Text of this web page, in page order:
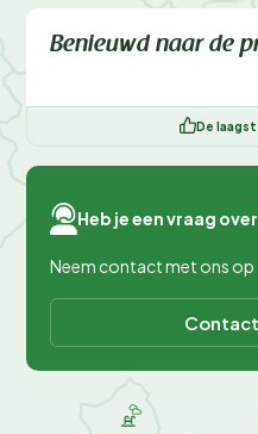
Benieuwd naar de
De
Heb je een vraag
Neem contact met ons op